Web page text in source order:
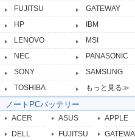
FUJITSU
GATEWAY
HP
IBM
LENOVO
MSI
NEC
PANASONIC
SONY
SAMSUNG
TOSHIBA
もっと見る≫
ノートPCバッテリー
ACER ASUS
APPLE
DELL
FUJITSU